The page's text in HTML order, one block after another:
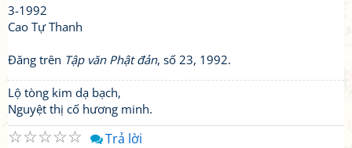
3-1992
Cao Tự Thanh
Đăng trên Tập văn Phật đản, số 23, 1992.
Lộ tòng kim dạ bạch,
Nguyệt thị cố hương minh.
☆
☆
☆
☆
☆ Trả lời